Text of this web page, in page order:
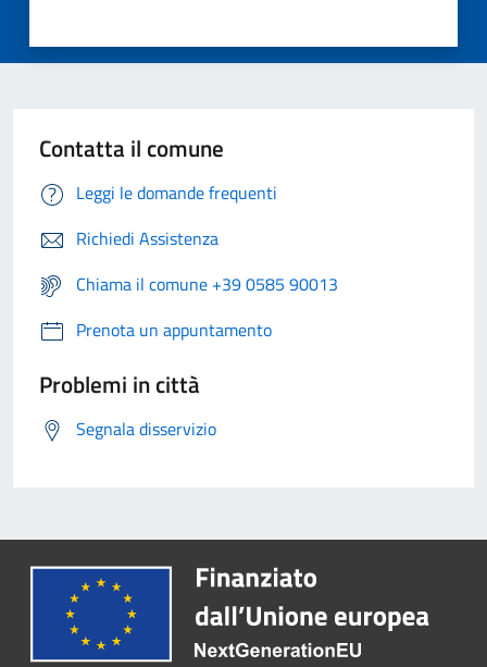
Contatta il comune
Leggi le domande frequenti
Richiedi Assistenza
Chiama il comune +39 0585 90013
Prenota un appuntamento
Problemi in città
Segnala disservizio